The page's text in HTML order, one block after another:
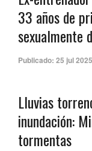
33 años de
sexualmente
Publicado: 25 jul 2025
Lluvias
inundación:
tormentas